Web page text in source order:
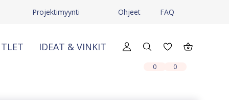
Projektimyynti Ohjeet FAQ
IDEAT & VINKIT
0 0